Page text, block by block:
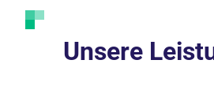
Unsere